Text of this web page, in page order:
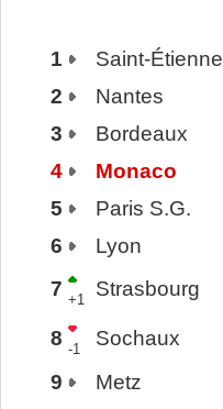
1
Saint-Étienne
2
Nantes
3
Bordeaux
4
Monaco
5
Paris S.G.
6
Lyon
7 +1 Strasbourg
8 -1 Sochaux
9
Metz